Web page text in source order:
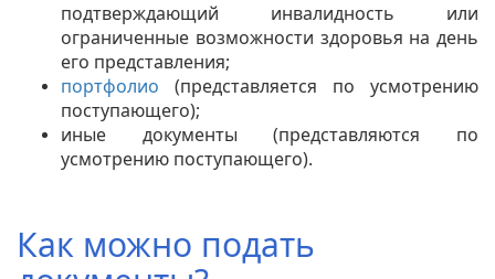
подтверждающий инвалидность или
ограниченные возможности здоровья на день
его представления;
портфолио
(представляется по усмотрению
поступающего);
иные документы (представляются по
усмотрению поступающего).
Как можно подать